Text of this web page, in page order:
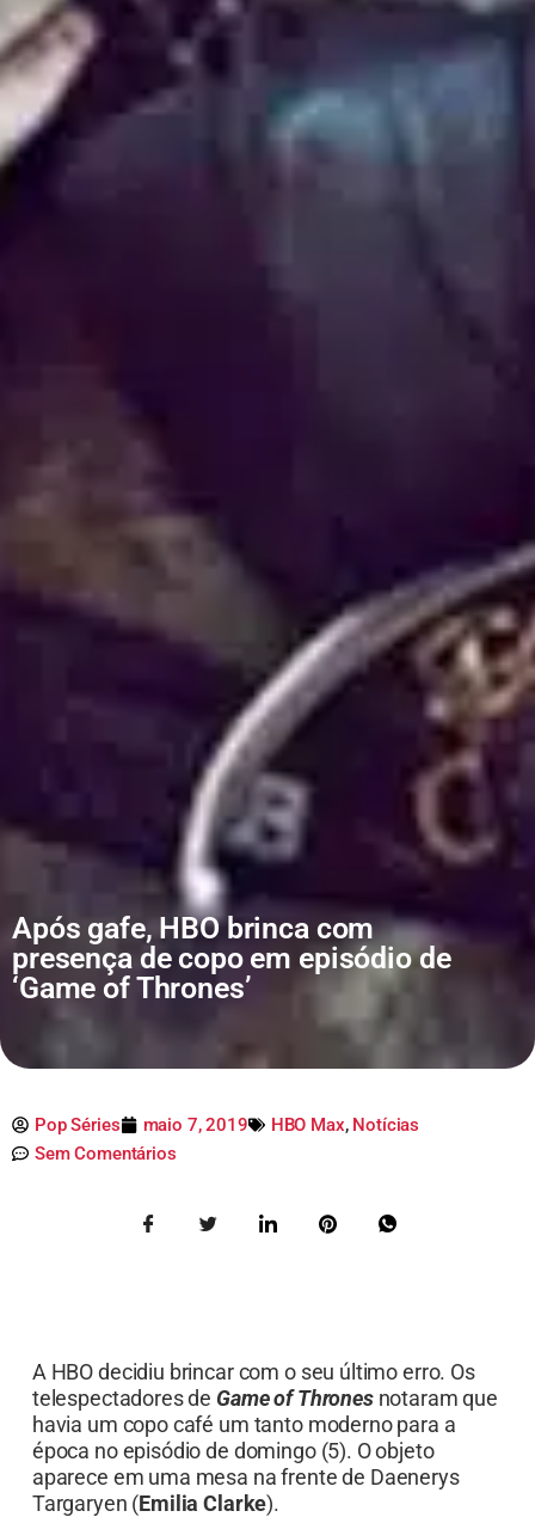
Após gafe, HBO brinca com
presença de copo em episódio de
‘Game of Thrones’
Pop Séries maio 7, 2019 HBO Max, Notícias
Sem Comentários
A HBO decidiu brincar com o seu último erro. Os
telespectadores de Game of Thronesnotaram que
havia um copo café um tanto moderno para a
época no episódio de domingo (5). O objeto
aparece em uma mesa na frente de Daenerys
Targaryen (Emilia Clarke).